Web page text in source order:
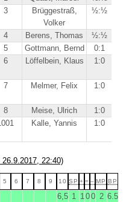
3
Brüggestraß,
Volker
½:½
4 Berens, Thomas
½:½
5 Gottmann, Bernd
0:1
6 Löffelbein, Klaus 1:0
7 Melmer, Felix 1:0
8 Meise, Ulrich
1:0
Kalle, Yannis 1:0
22:40)
5 6 7 8 9 10 SP + = – MP BP
6,5 1 100 2 6.5